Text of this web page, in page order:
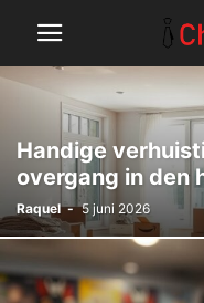
Handige
overgang in den
Raquel - 5 juni 2026